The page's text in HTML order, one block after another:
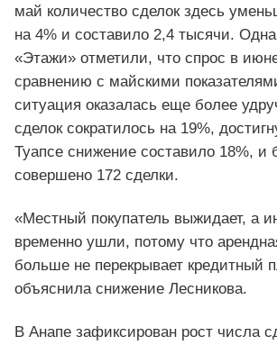
май количество сделок здесь
на 4% и составило 2,4 тысячи.
«Этажи» отметили, что спрос в
сравнению с майскими
ситуация оказалась еще более
сделок сократилось на 19%,
Туапсе снижение составило 18%, и
совершено 172 сделки.
«Местный покупатель выжидает, а
временно ушли, потому что
больше не перекрывает кредитный
объяснила снижение Лесникова.
В Анапе зафиксирован рост числа